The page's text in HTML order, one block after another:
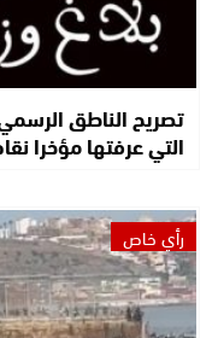
تصريح الناطق
التي عرفتها مؤخرا
رأي خاص